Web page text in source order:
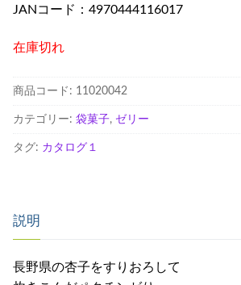
JANコード：4970444116017
在庫切れ
商品コード: 11020042
カテゴリー: 袋菓子, ゼリー
タグ: カタログ１
説明
長野県の杏子をすりおろして